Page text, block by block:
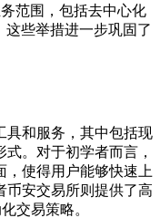
范围，包括去中心化
这些举措进一步巩固了
具和服务，其中包括现
。对于初学者而言，
，使得用户能够快速上
币安交易所则提供了高
交易策略。